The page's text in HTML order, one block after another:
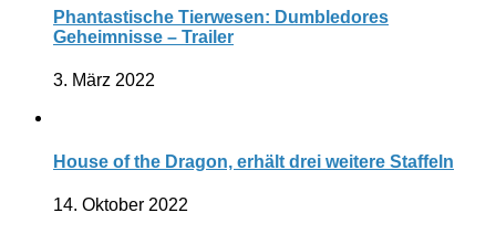
Phantastische Tierwesen: Dumbledores
Geheimnisse – Trailer
3. März 2022
House of the Dragon, erhält drei weitere Staffeln
14. Oktober 2022